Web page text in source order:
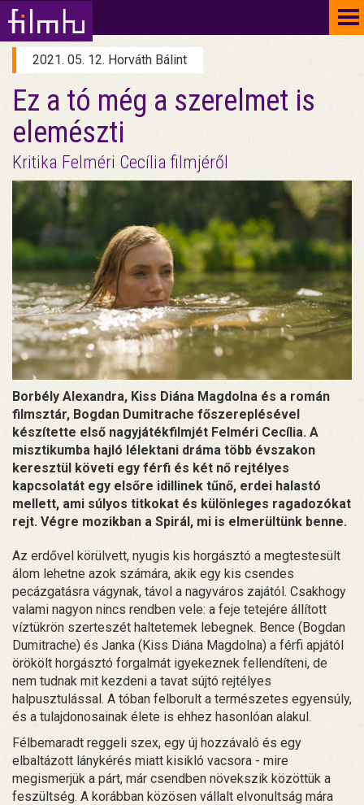
2021. 05. 12. Horváth Bálint
Ez a tó még a szerelmet is
elemészti
Kritika Felméri Cecília filmjéről
Borbély Alexandra, Kiss Diána Magdolna és a román
filmsztár, Bogdan Dumitrache főszereplésével
készítette első nagyjátékfilmjét Felméri Cecília. A
misztikumba hajló lélektani dráma több évszakon
keresztül követi egy férfi és két nő rejtélyes
kapcsolatát egy elsőre idillinek tűnő, erdei halastó
mellett, ami súlyos titkokat és különleges ragadozókat
rejt. Végre mozikban a Spirál, mi is elmerültünk benne.
Az erdővel körülvett, nyugis kis horgásztó a megtestesült
álom lehetne azok számára, akik egy kis csendes
pecázgatásra vágynak, távol a nagyváros zajától. Csakhogy
valami nagyon nincs rendben vele: a feje tetejére állított
víztükrön szerteszét haltetemek lebegnek. Bence (Bogdan
Dumitrache) és Janka (Kiss Diána Magdolna) a férfi apjától
örökölt horgásztó forgalmát igyekeznek fellendíteni, de
nem tudnak mit kezdeni a tavat sújtó rejtélyes
halpusztulással. A tóban felborult a természetes egyensúly,
és a tulajdonosainak élete is ehhez hasonlóan alakul.
Félbemaradt reggeli szex, egy új hozzávaló és egy
elbaltázott lánykérés miatt kisikló vacsora - mire
megismerjük a párt, már csendben növekszik közöttük a
feszültség. A korábban közösen vállalt elvonultság mára